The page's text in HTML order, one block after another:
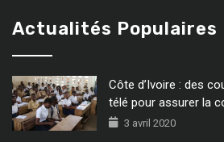
Actualités Populaires
Côte d’Ivoire : des
télé pour assurer la
3 avril 2020